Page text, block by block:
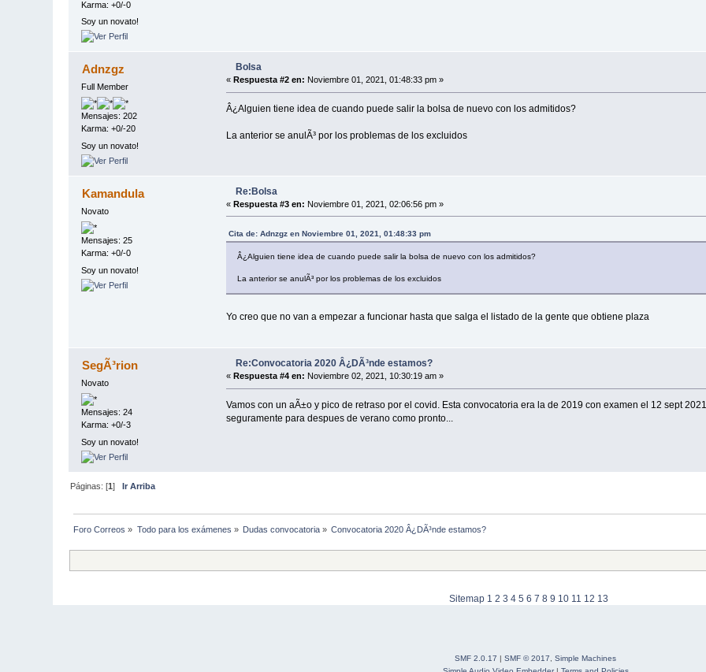
Karma: +0/-0
Soy un novato!
Adnzgz
Full Member
Mensajes: 202
Karma: +0/-20
Soy un novato!
Bolsa
« Respuesta #2 en: Noviembre 01, 2021, 01:48:33 pm »
Â¿Alguien tiene idea de cuando puede salir la bolsa de nuevo con los admitidos?
La anterior se anulÃ³ por los problemas de los excluidos
Kamandula
Novato
Mensajes: 25
Karma: +0/-0
Soy un novato!
Re:Bolsa
« Respuesta #3 en: Noviembre 01, 2021, 02:06:56 pm »
Cita de: Adnzgz en Noviembre 01, 2021, 01:48:33 pm
Â¿Alguien tiene idea de cuando puede salir la bolsa de nuevo con los admitidos?
La anterior se anulÃ³ por los problemas de los excluidos
Yo creo que no van a empezar a funcionar hasta que salga el listado de la gente que obtiene plaza
SegÃ³rion
Novato
Mensajes: 24
Karma: +0/-3
Soy un novato!
Re:Convocatoria 2020 Â¿DÃ³nde estamos?
« Respuesta #4 en: Noviembre 02, 2021, 10:30:19 am »
Vamos con un aÃ±o y pico de retraso por el covid. Esta convocatoria era la de 2019 con examen el 12 sept
seguramente para despues de verano como pronto...
Páginas: [1]Ir Arriba
Foro Correos » Todo para los exámenes » Dudas convocatoria » Convocatoria 2020 Â¿DÃ³nde estamos?
Sitemap 1 2 3 4 5 6 7 8 9 10 11 12 13
SMF 2.0.17 | SMF © 2017
Simple Machines